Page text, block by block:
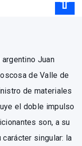
Juan
de Valle de
de materiales
el doble impulso
son, a su
singular: la